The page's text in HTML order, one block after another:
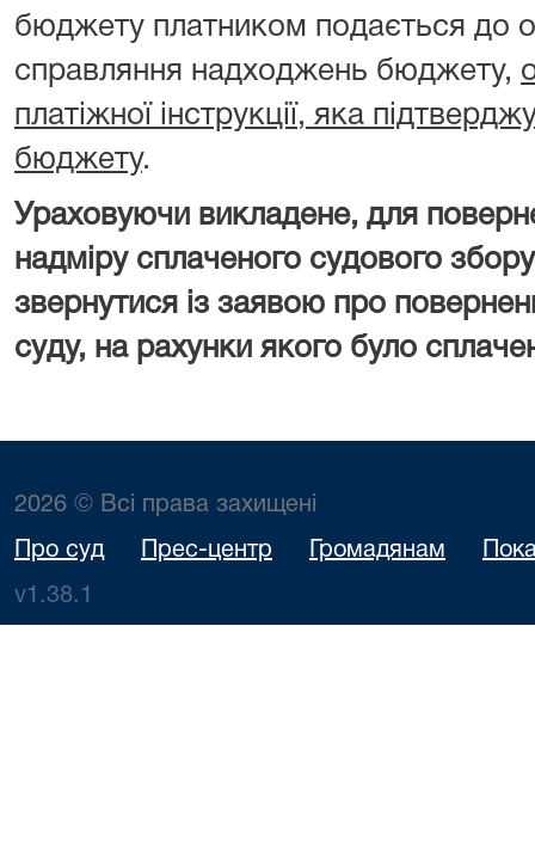
бюджету платником подається до
справляння надходжень бюджету,
платіжної інструкції, яка
бюджету.
Ураховуючи викладене, для
надміру сплаченого судового
звернутися із заявою про
суду, на рахунки якого було
2026 © Всі права захищені
Про суд Прес-центр Громадянам
v1.38.1